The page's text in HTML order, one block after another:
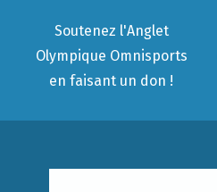
Soutenez l'Anglet
Olympique Omnisports
en faisant un don !